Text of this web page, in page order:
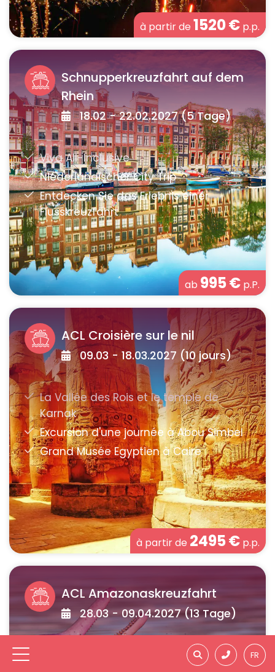
à partir de 1520€ p.p.
Schnupperkreuzfahrt auf dem
Rhein
18.02 - 22.02.2027 (5 Tage)
ab 995€ p.P.
ACL Croisière sur le nil
09.03 - 18.03.2027 (10 jours)
à partir de 2495€ p.p.
ACL Amazonaskreuzfahrt
28.03 - 09.04.2027 (13 Tage)
FR